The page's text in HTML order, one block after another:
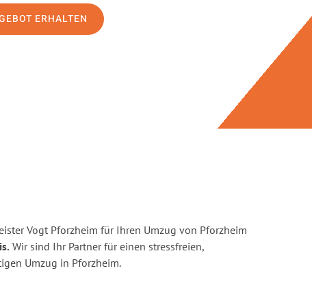
ERHALTEN
Vogt Pforzheim für Ihren Umzug von Pforzheim
Wir sind Ihr Partner für einen stressfreien,
Umzug in Pforzheim.